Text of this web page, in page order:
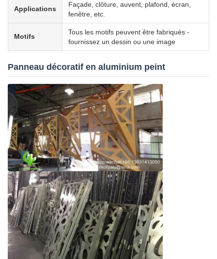
Applications
Façade, clôture, auvent, plafond, écran,
fenêtre, etc.
Motifs
Tous les motifs peuvent être fabriqués -
fournissez un dessin ou une image
Panneau décoratif en aluminium peint